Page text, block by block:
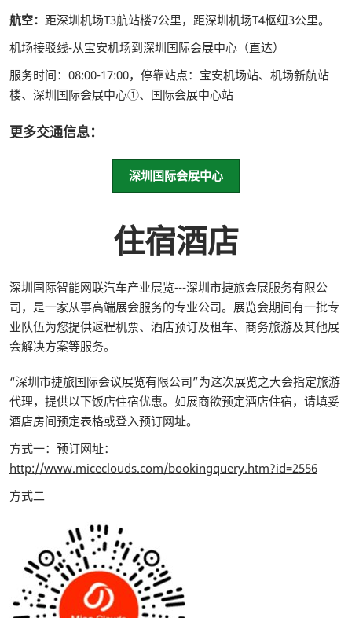
航空： 距深圳机场T3航站楼7公里，距深圳机场T4枢纽3公里。
机场接驳线-从宝安机场到深圳国际会展中心（直达）
服务时间：08:00-17:00，停靠站点：宝安机场站、机场新航站
楼、深圳国际会展中心①、国际会展中心站
更多交通信息：
深圳国际会展中心
住宿酒店
深圳国际智能网联汽车产业展览---深圳市捷旅会展服务有限公
司，是一家从事高端展会服务的专业公司。展览会期间有一批专
业队伍为您提供返程机票、酒店预订及租车、商务旅游及其他展
会解决方案等服务。
“深圳市捷旅国际会议展览有限公司”为这次展览之大会指定旅游
代理，提供以下饭店住宿优惠。如展商欲预定酒店住宿，请填妥
酒店房间预定表格或登入预订网址。
方式一：预订网址：
http://www.miceclouds.com/bookingquery.htm?id=2556
方式二